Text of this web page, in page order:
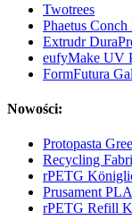
Twotrees
Phaetus
Extrudr
eufyMake UV
FormFutura
Nowości:
Protopasta
Recycling
rPETG
Prusament
rPETG Refill